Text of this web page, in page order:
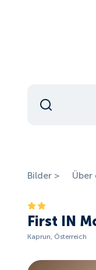
Bilder > Über
First IN
Kaprun, Österreich